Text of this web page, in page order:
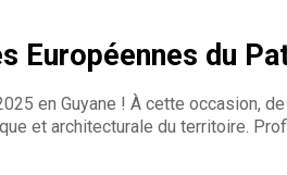
Européennes du
en Guyane ! À cette occasion,
et architecturale du territoire.